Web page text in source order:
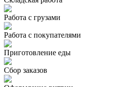
Работа с грузами
Работа с покупателями
Приготовление еды
Сбор заказов